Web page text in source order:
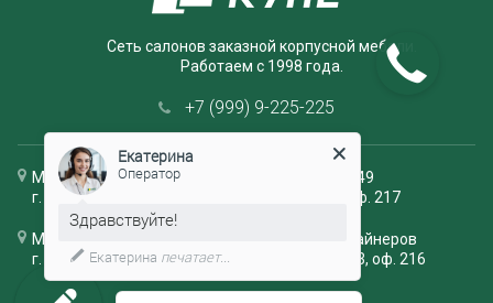
Сеть салонов заказной корпусной мебели.
Работаем с 1998 года.
+7 (999) 9-225-225
Мебельный салон ЭМА, шоурум +79779556949
г. Екатеринбург, Верх Исетский бульвар 13, оф. 217
Мебельный центр Эма, отдел выездных дизайнеров
г. Екатеринбург, ул. Верх-Исетский бульвар 13, оф. 216
Екатерина
Оператор
Здравствуйте!
Екатерина печатает...